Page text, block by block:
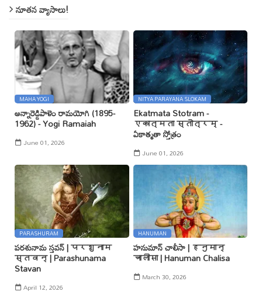
నూతన వ్యాసాలు!
MAHA YOGI
అన్నారెడ్డిపాళెం రామయోగి (1895-
1962) - Yogi Ramaiah
June 01, 2026
NITYA PARAYANA SLOKAM
Ekatmata Stotram -
एकात्मता स्तोत्रम् -
ఏకాత్మతా స్తోత్రం
June 01, 2026
PARASHURAM
పరశునామ స్తవన్ | परशुनाम
स्तवन् | Parashunama
Stavan
April 12, 2026
HANUMAN
హనుమాన్ చాలీసా | हनुमान्
चालीसा | Hanuman Chalisa
March 30, 2026